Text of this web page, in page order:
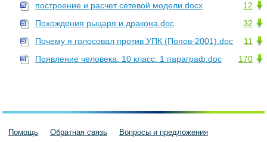
12
построение и расчет сетевой модели.docx
32
Похождения рыцаря и дракона.doc
11
Почему я голосовал против УПК (Попов-2001).doc
170
Появление человека. 10 класс. 1 параграф.doc
Помощь Обратная связь Вопросы и предложения